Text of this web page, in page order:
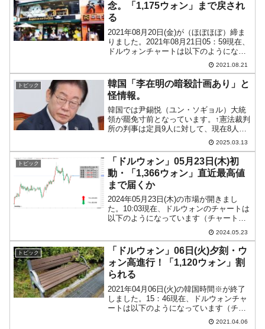
念。「1,175ウォン」まで戻され
る
2021年08月20日(金)が（ほぼほぼ）締ま
りました。2021年08月21日05：59現在、
ドルウォンチャートは以下のようになっ
ています（チャートは『Investing.com』
より引用：以下同）。ご覧のとおり、上
に長ヒゲいを持つローソク...
2021.08.21
トピック
韓国「李在明の暗殺計画あり」と
怪情報。
韓国では尹錫悦（ユン・ソギョル）大統
領が罷免寸前となっています。↑憲法裁判
所の判事は定員9人に対して、現在8人。
『共に民主党』は馬恩赫（マ·ウンヒョ
ク）候補を判事として任命せよ、と崔相
穆（チェ・サンモク）大統領代行に圧力
をかけています。↑韓...
2025.03.13
トピック
「ドルウォン」05月23日(木)初
動・「1,366ウォン」直近最高値
まで届くか
2024年05月23日(木)の市場が開きまし
た。10:03現在、ドルウォンのチャートは
以下のようになっています（チャートは
『Investing.com』より引用）。現在のと
ころ5日連続の上昇ですが、直近最高値さ
いたかねを抜かないことにはお話...
2024.05.23
トピック
「ドルウォン」06日(火)夕刻・ウ
ォン高進行！「1,120ウォン」割
られる
2021年04月06日(火)の韓国時間※が終了
しました。15：46現在、ドルウォンチャ
ートは以下のようになっています（チャ
ートは『Investing.com』より引用：以下
同）。陰線が長くなりました！ ウォン高
2021.04.06